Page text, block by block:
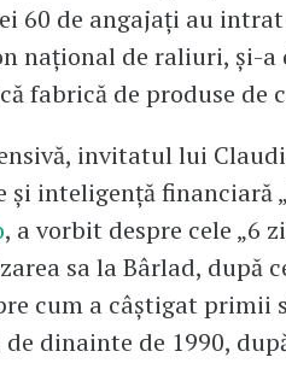
60 de angajați au
naţional de raliuri, și-a
fabrică de produse de
invitatul lui
și inteligență financiară
, a vorbit despre cele „6
sa la Bârlad, după
cum a câștigat primii
dinainte de 1990,